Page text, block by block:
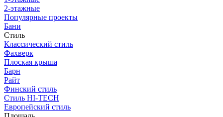
2-этажные
Популярные проекты
Бани
Стиль
Классический стиль
Фахверк
Плоская крыша
Барн
Райт
Финский стиль
Стиль HI-TECH
Европейский стиль